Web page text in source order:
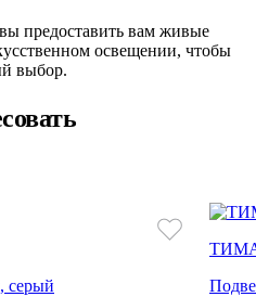
предоставить вам живые
освещении, чтобы
выбор.
серый